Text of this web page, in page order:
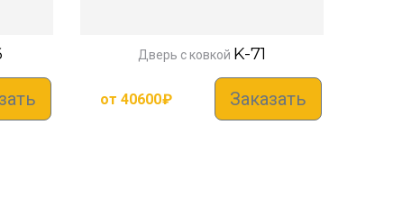
Дверь с ковкой K-71
от 40600₽ Заказать